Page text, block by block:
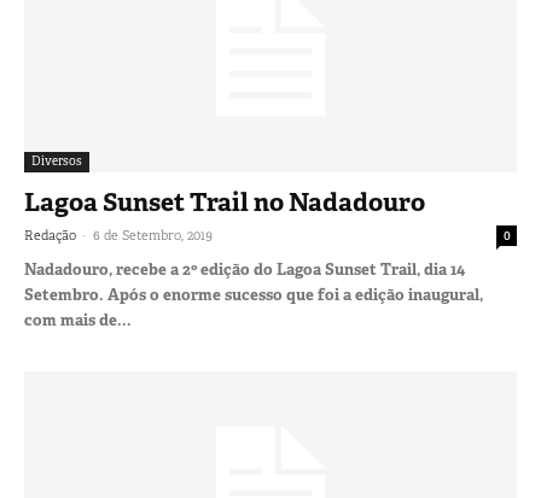
Diversos
Lagoa Sunset Trail no Nadadouro
Redação - 6 de Setembro, 2019 0
Nadadouro, recebe a 2º edição do Lagoa Sunset Trail, dia 14
Setembro. Após o enorme sucesso que foi a edição inaugural,
com mais de...